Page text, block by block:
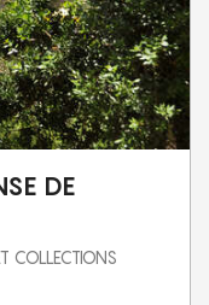
DE
COLLECTIONS